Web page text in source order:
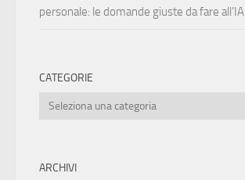
personale: le domande giuste da fare all’IA
CATEGORIE
Categorie
ARCHIVI